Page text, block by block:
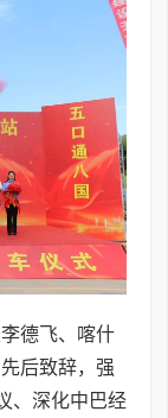
德飞、喀什
后致辞，强
、深化中巴经